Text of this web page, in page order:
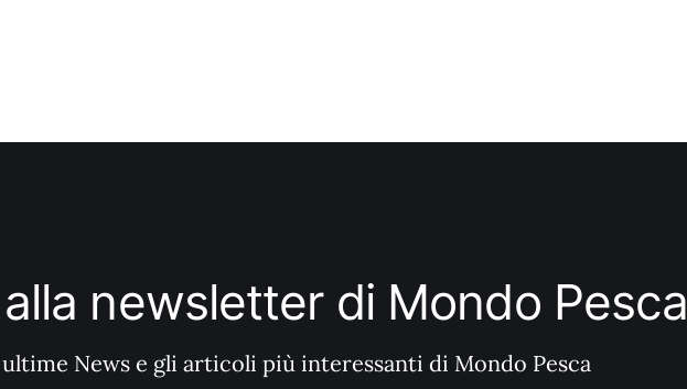
newsletter di Mondo Pesca
News e gli articoli più interessanti di Mondo Pesca